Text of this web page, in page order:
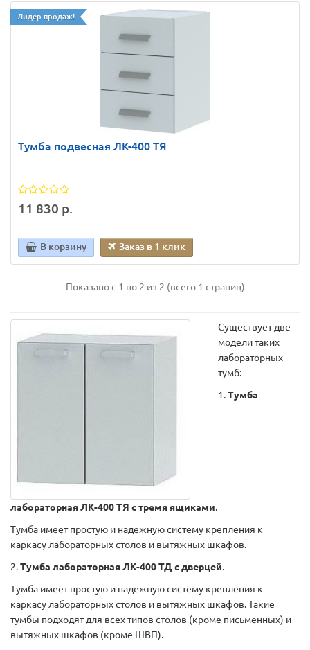
Лидер продаж!
Тумба подвесная ЛК-400 ТЯ
11 830 р.
В корзину Заказ в 1 клик
Показано с 1 по 2 из 2 (всего 1 страниц)
Существует две
модели таких
лабораторных
тумб:
1.Тумба
лабораторная ЛК-400 ТЯ с тремя ящиками.
Тумба имеет простую и надежную систему крепления к
каркасу лабораторных столов и вытяжных шкафов.
2.Тумба лабораторная ЛК-400 ТД с дверцей.
Тумба имеет простую и надежную систему крепления к
каркасу лабораторных столов и вытяжных шкафов. Такие
тумбы подходят для всех типов столов (кроме письменных) и
вытяжных шкафов (кроме ШВП).